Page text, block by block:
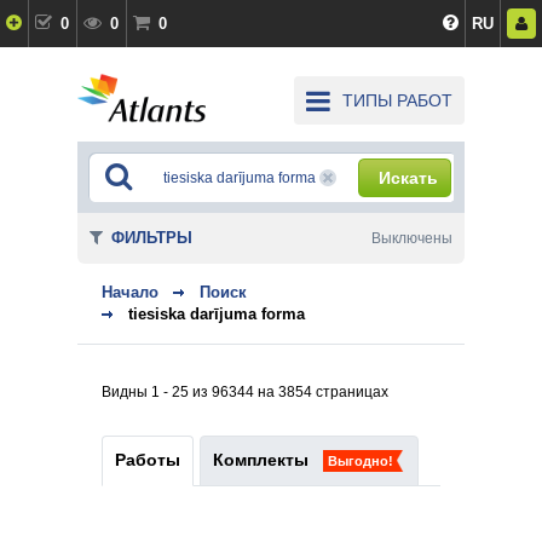
0 0 0 RU
ТИПЫ РАБОТ
Искать
Начало
Поиск
tiesiska darījuma forma
Видны 1 - 25 из 96344 на 3854 страницах
Работы Комплекты Выгодно!
ФИЛЬТРЫ Выключены